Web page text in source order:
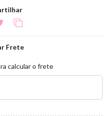
Frete
calcular o frete